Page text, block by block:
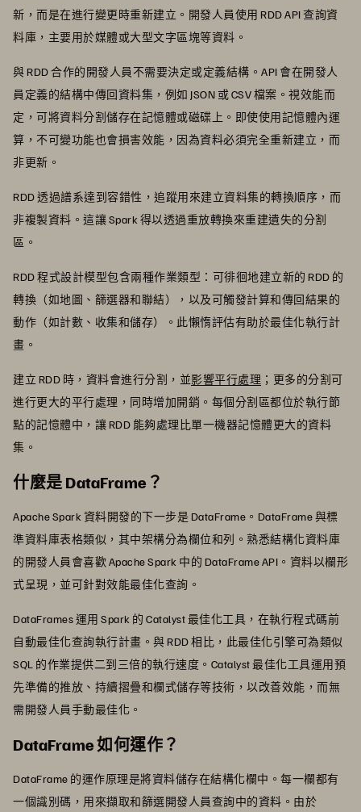
新，而是在進行變更時重新建立。開發人員使用 RDD API 查詢資
料庫，主要用於媒體或大型文字區塊等資料。
與 RDD 合作的開發人員不需要決定或定義結構。API 會在開發人
員定義的結構中傳回資料集，例如 JSON 或 CSV 檔案。視效能而
定，可將資料分割儲存在記憶體或磁碟上。即使使用記憶體內運
算，不可變功能也會損害效能，因為資料必須完全重新建立，而
非更新。
RDD 透過譜系達到容錯性，追蹤用來建立資料集的轉換順序，而
非複製資料。這讓 Spark 得以透過重放轉換來重建遺失的分割
區。
RDD 程式設計模型包含兩種作業類型：可徘徊地建立新的 RDD 的
轉換（如地圖、篩選器和聯結），以及可觸發計算和傳回結果的
動作（如計數、收集和儲存）。此懶惰評估有助於最佳化執行計
畫。
建立 RDD 時，資料會進行分割，並影響平行處理 ；更多的分割可
進行更大的平行處理，同時增加開銷。每個分割區都位於執行節
點的記憶體中，讓 RDD 能夠處理比單一機器記憶體更大的資料
集。
什麼是 DataFrame？
Apache Spark 資料開發的下一步是 DataFrame。DataFrame 與標
準資料庫表格類似，其中架構分為欄位和列。熟悉結構化資料庫
的開發人員會喜歡 Apache Spark 中的 DataFrame API。資料以欄形
式呈現，並可針對效能最佳化查詢。
DataFrames 運用 Spark 的 Catalyst 最佳化工具，在執行程式碼前
自動最佳化查詢執行計畫。與 RDD 相比，此最佳化引擎可為類似
SQL 的作業提供二到三倍的執行速度。Catalyst 最佳化工具運用預
先準備的推放、持續摺疊和欄式儲存等技術，以改善效能，而無
需開發人員手動最佳化。
DataFrame 如何運作？
DataFrame 的運作原理是將資料儲存在結構化欄中。每一欄都有
一個識別碼，用來擷取和篩選開發人員查詢中的資料。由於